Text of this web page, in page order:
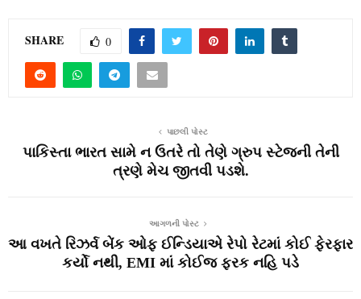
SHARE 0
પાછલી પોસ્ટ
પાકિસ્‍તા ભારત સામે ન ઉતરે તો તેણે ગ્રુપ સ્‍ટેજની તેની
ત્રણે મેચ જીતવી પડશે.
આગળની પોસ્ટ
આ વખતે રિઝર્વ બેંક ઓફ ઈન્‍ડિયાએ રેપો રેટમાં કોઈ ફેરફાર
કર્યો નથી, EMI માં કોઈજ ફરક નહિ પડે